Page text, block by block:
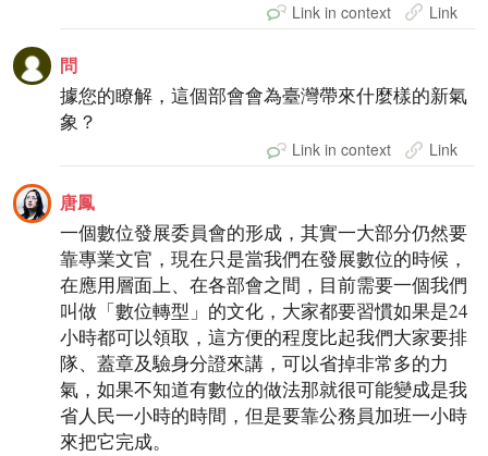
Link in context Link
問
據您的瞭解，這個部會會為臺灣帶來什麼樣的新氣
象？
Link in context Link
唐鳳
一個數位發展委員會的形成，其實一大部分仍然要
靠專業文官，現在只是當我們在發展數位的時候，
在應用層面上、在各部會之間，目前需要一個我們
叫做「數位轉型」的文化，大家都要習慣如果是24
小時都可以領取，這方便的程度比起我們大家要排
隊、蓋章及驗身分證來講，可以省掉非常多的力
氣，如果不知道有數位的做法那就很可能變成是我
省人民一小時的時間，但是要靠公務員加班一小時
來把它完成。